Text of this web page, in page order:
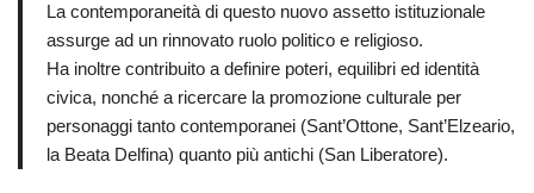
La contemporaneità di questo nuovo assetto istituzionale
assurge ad un rinnovato ruolo politico e religioso.
Ha inoltre contribuito a definire poteri, equilibri ed identità
civica, nonché a ricercare la promozione culturale per
personaggi tanto contemporanei (Sant’Ottone, Sant’Elzeario,
la Beata Delfina) quanto più antichi (San Liberatore).